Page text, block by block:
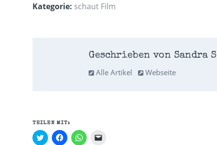
Kategorie: schaut Film
Geschrieben von Sandra
Alle Artikel
Webseite
TEILEN MIT:
Klick,
um
Klick,
um
Klicken,
um